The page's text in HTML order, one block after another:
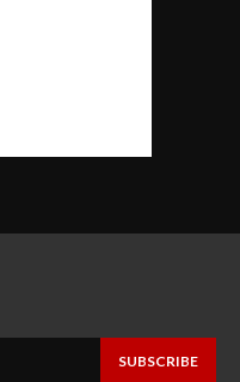
SUBSCRIBE